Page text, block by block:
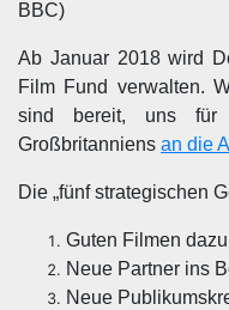
BBC)
Ab Januar 2018 wird
Film Fund verwalten.
sind bereit, uns für
Großbritanniens an die
Die „fünf strategischen
Guten Filmen
Neue Partner ins
Neue